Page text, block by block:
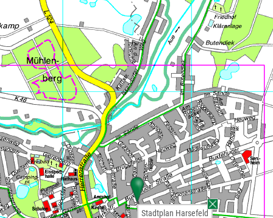
Stadtplan Harsefeld